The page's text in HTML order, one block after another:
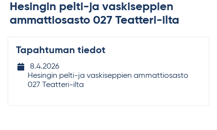
Hesingin pelti-ja vaskiseppien
ammattiosasto 027 Teatteri-ilta
Tapahtuman tiedot
Tapahtuman
ajankohta
8.4.2026
Hesingin pelti-ja vaskiseppien ammattiosasto
027 Teatteri-ilta